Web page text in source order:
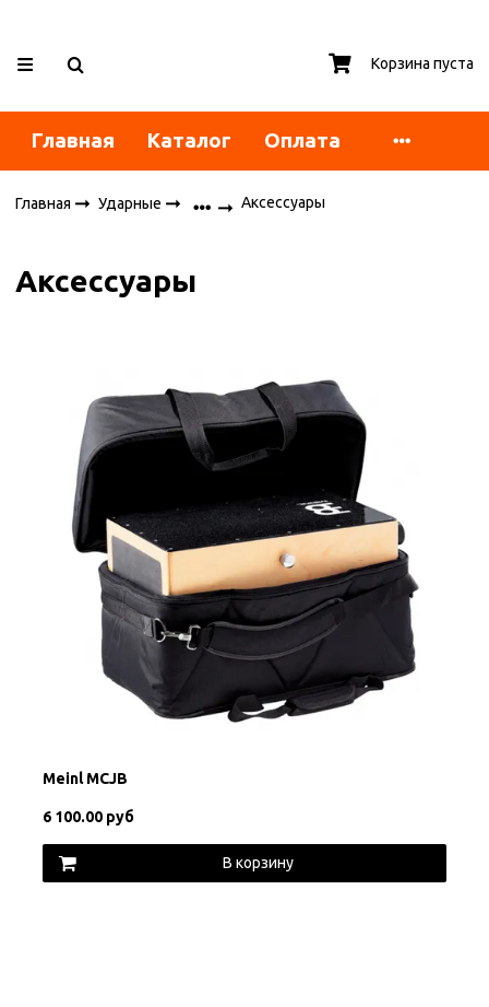
Корзина пуста
Главная Каталог Оплата
Главная Ударные Аксессуары
Аксессуары
Meinl MCJB
6 100.00 руб
В корзину